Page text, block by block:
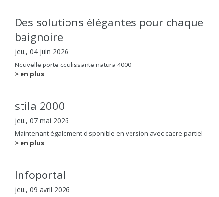
Des solutions élégantes pour chaque
baignoire
jeu., 04 juin 2026
Nouvelle porte coulissante natura 4000
> en plus
stila 2000
jeu., 07 mai 2026
Maintenant également disponible en version avec cadre partiel
> en plus
Infoportal
jeu., 09 avril 2026